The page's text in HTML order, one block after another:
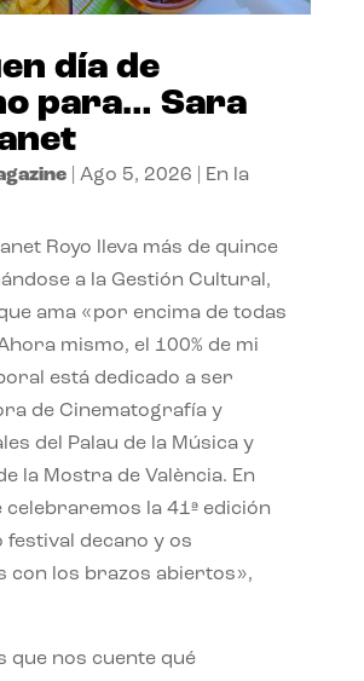
día de
para… Sara
| Ago 5, 2026
En la
Royo lleva más de quince
a la Gestión Cultural,
ama «por encima de todas
mismo, el 100% de mi
está dedicado a ser
de Cinematografía y
del Palau de la Música y
la Mostra de València. En
celebraremos la 41ª edición
festival decano y os
con los brazos abiertos»,
que nos cuente qué